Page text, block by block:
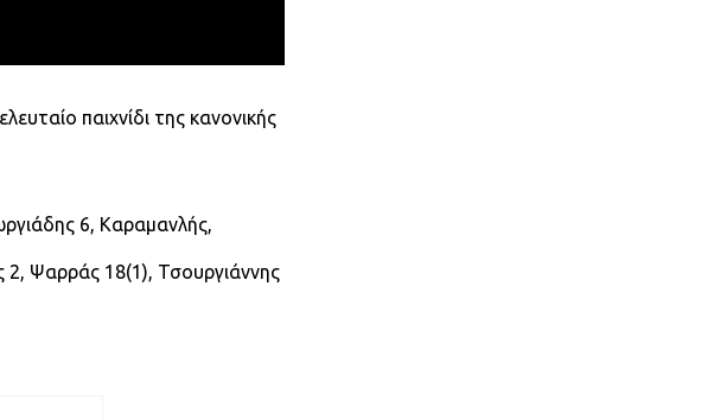
παιχνίδι της κανονικής
6, Καραμανλής,
2, Ψαρράς 18(1), Τσουργιάννης